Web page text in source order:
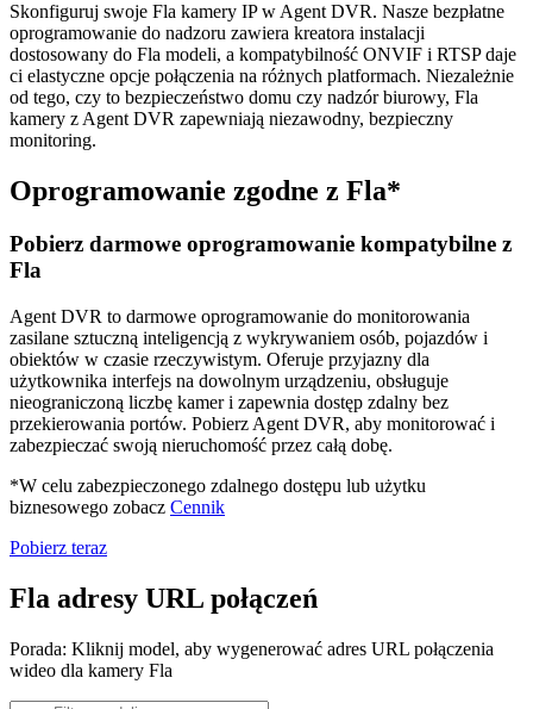
Skonfiguruj swoje Fla kamery IP w Agent DVR. Nasze bezpłatne
oprogramowanie do nadzoru zawiera kreatora instalacji
dostosowany do Fla modeli, a kompatybilność ONVIF i RTSP daje
ci elastyczne opcje połączenia na różnych platformach. Niezależnie
od tego, czy to bezpieczeństwo domu czy nadzór biurowy, Fla
kamery z Agent DVR zapewniają niezawodny, bezpieczny
monitoring.
Oprogramowanie zgodne z Fla*
Pobierz darmowe oprogramowanie kompatybilne z
Fla
Agent DVR to darmowe oprogramowanie do monitorowania
zasilane sztuczną inteligencją z wykrywaniem osób, pojazdów i
obiektów w czasie rzeczywistym. Oferuje przyjazny dla
użytkownika interfejs na dowolnym urządzeniu, obsługuje
nieograniczoną liczbę kamer i zapewnia dostęp zdalny bez
przekierowania portów. Pobierz Agent DVR, aby monitorować i
zabezpieczać swoją nieruchomość przez całą dobę.
*W celu zabezpieczonego zdalnego dostępu lub użytku
biznesowego zobacz Cennik
Pobierz teraz
Fla adresy URL połączeń
Porada: Kliknij model, aby wygenerować adres URL połączenia
wideo dla kamery Fla